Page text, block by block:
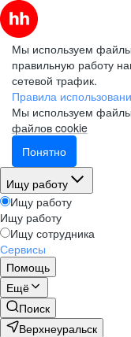
Мы используем
правильную работу
сетевой трафик.
Правила
Мы используем
файлов cookie
Понятно
Ищу работу
Ищу работу
Ищу работу
Ищу сотрудника
Сервисы
Помощь
Ещё
Поиск
Верхнеуральск